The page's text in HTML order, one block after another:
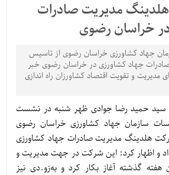
مدیریت صادرات
خراسان رضوی
جهاد کشاورزی خراسان رضوی از تاسیس
جهاد کشاورزی در خراسان رضوی خبر
و تقویت اقتصاد کشاورزان راه اندازی
سید حمید رضا جوادی ظهر شنبه در نشست
سازمان جهاد کشاورزی خراسان رضوی
هلدینگ مدیریت صادرات جهاد کشاورزی
و اظهار کرد: این شرکت در جهت مدیریت و
هفته گذشته آغاز بکار کرد و به‌زو.دی نیز